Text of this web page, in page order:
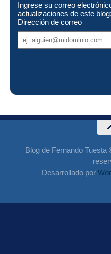
Ingrese su correo
actualizaciones de este blog:
Dirección de correo
de
Blog de Fernando
Desarrollado por